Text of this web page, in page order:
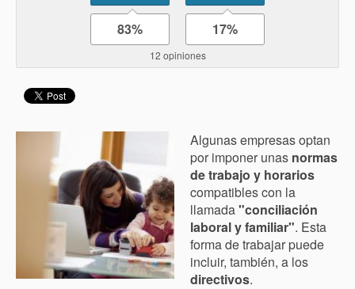
83% 17%
12 opiniones
Algunas empresas optan
por imponer unas normas
de trabajo y horarios
compatibles con la
llamada"conciliación
laboral y familiar". Esta
forma de trabajar puede
incluir, también, a los
directivos.